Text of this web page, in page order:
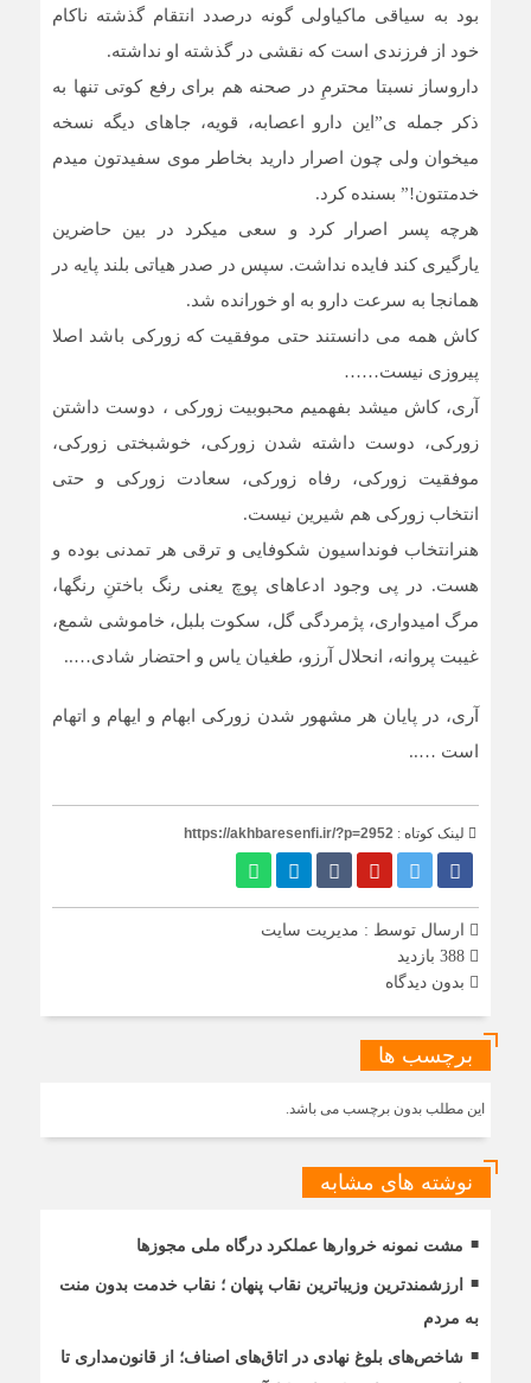
بود به سیاقی ماکیاولی گونه درصدد انتقام گذشته ناکام
خود از فرزندی است که نقشی در گذشته او نداشته.
داروساز نسبتا محترمِ در صحنه هم برای رفع کوتی تنها به
ذکر جمله ی”این دارو اعصابه، قویه، جاهای دیگه نسخه
میخوان ولی چون اصرار دارید بخاطر موی سفیدتون میدم
خدمتتون!” بسنده کرد.
هرچه پسر اصرار کرد و سعی میکرد در بین حاضرین
یارگیری کند فایده نداشت. سپس در صدر هیاتی بلند پایه در
همانجا به سرعت دارو به او خورانده شد.
کاش همه می دانستند حتی موفقیت که زورکی باشد اصلا
پیروزی نیست……
آری، کاش میشد بفهمیم محبوبیت زورکی ، دوست داشتن
زورکی، دوست داشته شدن زورکی، خوشبختی زورکی،
موفقیت زورکی، رفاه زورکی، سعادت زورکی و حتی
انتخاب زورکی هم شیرین نیست.
هنرانتخاب فونداسیون شکوفایی و ترقی هر تمدنی بوده و
هست. در پی وجود ادعاهای پوچ یعنی رنگ باختنِ رنگها،
مرگ امیدواری، پژمردگی گل، سکوت بلبل، خاموشی شمع،
غیبت پروانه، انحلال آرزو، طغیان یاس و احتضار شادی…..
آری، در پایان هر مشهور شدن زورکی ابهام و ایهام و اتهام
است …..
لینک کوتاه : https://akhbaresenfi.ir/?p=2952
ارسال توسط : مدیریت سایت
بدون دیدگاه
برچسب ها
این مطلب بدون برچسب می باشد.
نوشته های مشابه
مشت نمونه خروارها عملکرد درگاه ملی مجوزها
ارزشمندترین وزیباترین نقاب پنهان ؛ نقاب خدمت بدون منت
به مردم
شاخص‌های بلوغ نهادی در اتاق‌های اصناف؛ از قانون‌مداری تا